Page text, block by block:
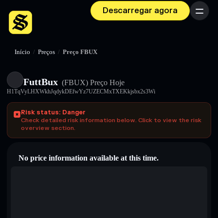
Descarregar agora Menu
Início / Preços / Preço FBUX
FuttBux (FBUX) Preço Hoje
H1TqVyLHXWkhJqdykDEfwYz7UZECMxTXEKkjsbx2s3Wi
Risk status: Danger
Check detailed risk information below. Click to view the risk
overview section.
No price information available at this time.